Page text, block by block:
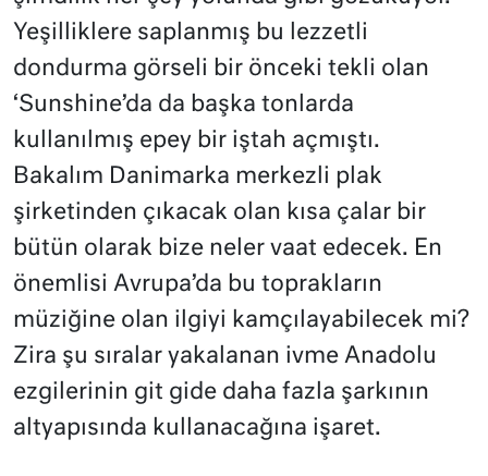
Yeşilliklere saplanmış bu lezzetli
dondurma görseli bir önceki tekli olan
‘Sunshine’da da başka tonlarda
kullanılmış epey bir iştah açmıştı.
Bakalım Danimarka merkezli plak
şirketinden çıkacak olan kısa çalar bir
bütün olarak bize neler vaat edecek. En
önemlisi Avrupa’da bu toprakların
müziğine olan ilgiyi kamçılayabilecek mi?
Zira şu sıralar yakalanan ivme Anadolu
ezgilerinin git gide daha fazla şarkının
altyapısında kullanacağına işaret.